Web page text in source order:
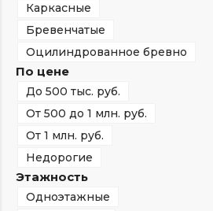
Каркасные
Бревенчатые
Оцилиндрованное бревно
По цене
До 500 тыс. руб.
От 500 до 1 млн. руб.
От 1 млн. руб.
Недорогие
Этажность
Одноэтажные